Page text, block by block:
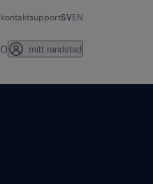
kontaktsupportSVEN
0 mitt randstad